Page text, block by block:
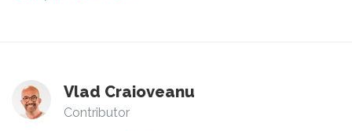
Vlad Craioveanu
Contributor